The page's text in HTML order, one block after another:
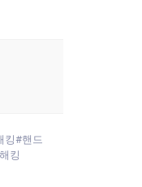
킹#핸드
킹